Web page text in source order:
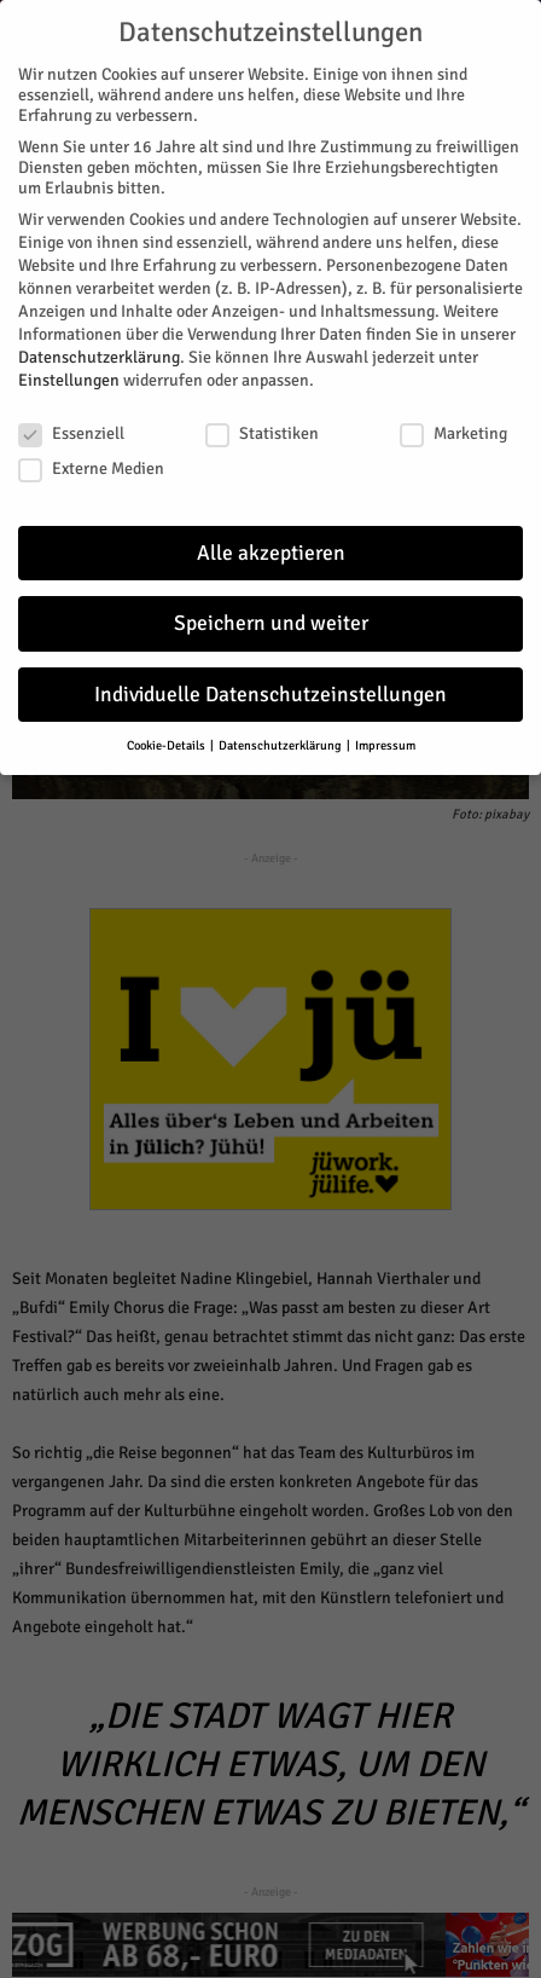
Start Magazin Festival Ein Festival für die Kultur
MAGAZIN FESTIVAL
Ein Festival für die Kultur
Mit „viel Zeit, Herzblut und Kopfarbeit“ für das Projekt
Pasqualini Zeitsprung Festivalhat sich Jülichs Kulturbüro an
die Arbeit gemacht.
Von Britta Sylvester - Juli 29, 2025 200
Facebook Twitter
Foto: pixabay
- Anzeige -
Seit Monaten begleitet Nadine Klingebiel, Hannah Vierthaler und
„Bufdi“ Emily Chorus die Frage: „Was passt am besten zu dieser Art
Festival?“ Das heißt, genau betrachtet stimmt das nicht ganz: Das erste
Treffen gab es bereits vor zweieinhalb Jahren. Und Fragen gab es
natürlich auch mehr als eine.
So richtig „die Reise begonnen“ hat das Team des Kulturbüros im
vergangenen Jahr. Da sind die ersten konkreten Angebote für das
Programm auf der Kulturbühne eingeholt worden. Großes Lob von den
beiden hauptamtlichen Mitarbeiterinnen gebührt an dieser Stelle
„ihrer“ Bundesfreiwilligendienstleisten Emily, die „ganz viel
Kommunikation übernommen hat, mit den Künstlern telefoniert und
Angebote eingeholt hat.“
„DIE STADT WAGT HIER
WIRKLICH ETWAS, UM DEN
MENSCHEN ETWAS ZU BIETEN,“
- Anzeige -
Datenschutzeinstellungen
Wir nutzen Cookies auf unserer Website. Einige von ihnen sind
essenziell, während andere uns helfen, diese Website und Ihre
Erfahrung zu verbessern.
Wenn Sie unter 16 Jahre alt sind und Ihre Zustimmung zu freiwilligen
Diensten geben möchten, müssen Sie Ihre Erziehungsberechtigten
um Erlaubnis bitten.
Wir verwenden Cookies und andere Technologien auf unserer Website.
Einige von ihnen sind essenziell, während andere uns helfen, diese
Website und Ihre Erfahrung zu verbessern. Personenbezogene Daten
können verarbeitet werden (z. B. IP-Adressen), z. B. für personalisierte
Anzeigen und Inhalte oder Anzeigen- und Inhaltsmessung. Weitere
Informationen über die Verwendung Ihrer Daten finden Sie in unserer
Datenschutzerklärung. Sie können Ihre Auswahl jederzeit unter
Einstellungen widerrufen oder anpassen.
Essenziell
Statistiken
Marketing
Externe Medien
Alle akzeptieren
Speichern und weiter
Individuelle Datenschutzeinstellungen
Cookie-Details Datenschutzerklärung Impressum
Datenschutzeinstellungen
Wenn Sie unter 16 Jahre alt sind und Ihre Zustimmung zu freiwilligen
Einige von ihnen sind essenziell, während andere uns helfen, diese
Anzeigen und Inhalte oder Anzeigen- und Inhaltsmessung.
Informationen über die Verwendung Ihrer Daten finden Sie in unserer
.
Hier finden Sie eine Übersicht über alle verwendeten Cookies. Sie
können Ihre Einwilligung zu ganzen Kategorien geben oder sich
weitere Informationen anzeigen lassen und so nur bestimmte Cookies
Alle akzeptieren Speichern und weiter
Zurück
Essenzielle Cookies ermöglichen grundlegende Funktionen und sind für die
einwandfreie Funktion der Website erforderlich.
Cookie-Informationen anzeigen
Statistiken (1)
uns zu verstehen, wie unsere Besucher unsere Website nutzen.
Cookie-Informationen anzeigen
Marketing (1)
um personalisierte Werbung anzuzeigen. Sie tun dies, indem sie Besucher
über Websites hinweg verfolgen.
Externe Medien (6)
Inhalte von Videoplattformen und Social-Media-Plattformen werden
standardmäßig blockiert. Wenn Cookies von externen Medien akzeptiert
mehr.